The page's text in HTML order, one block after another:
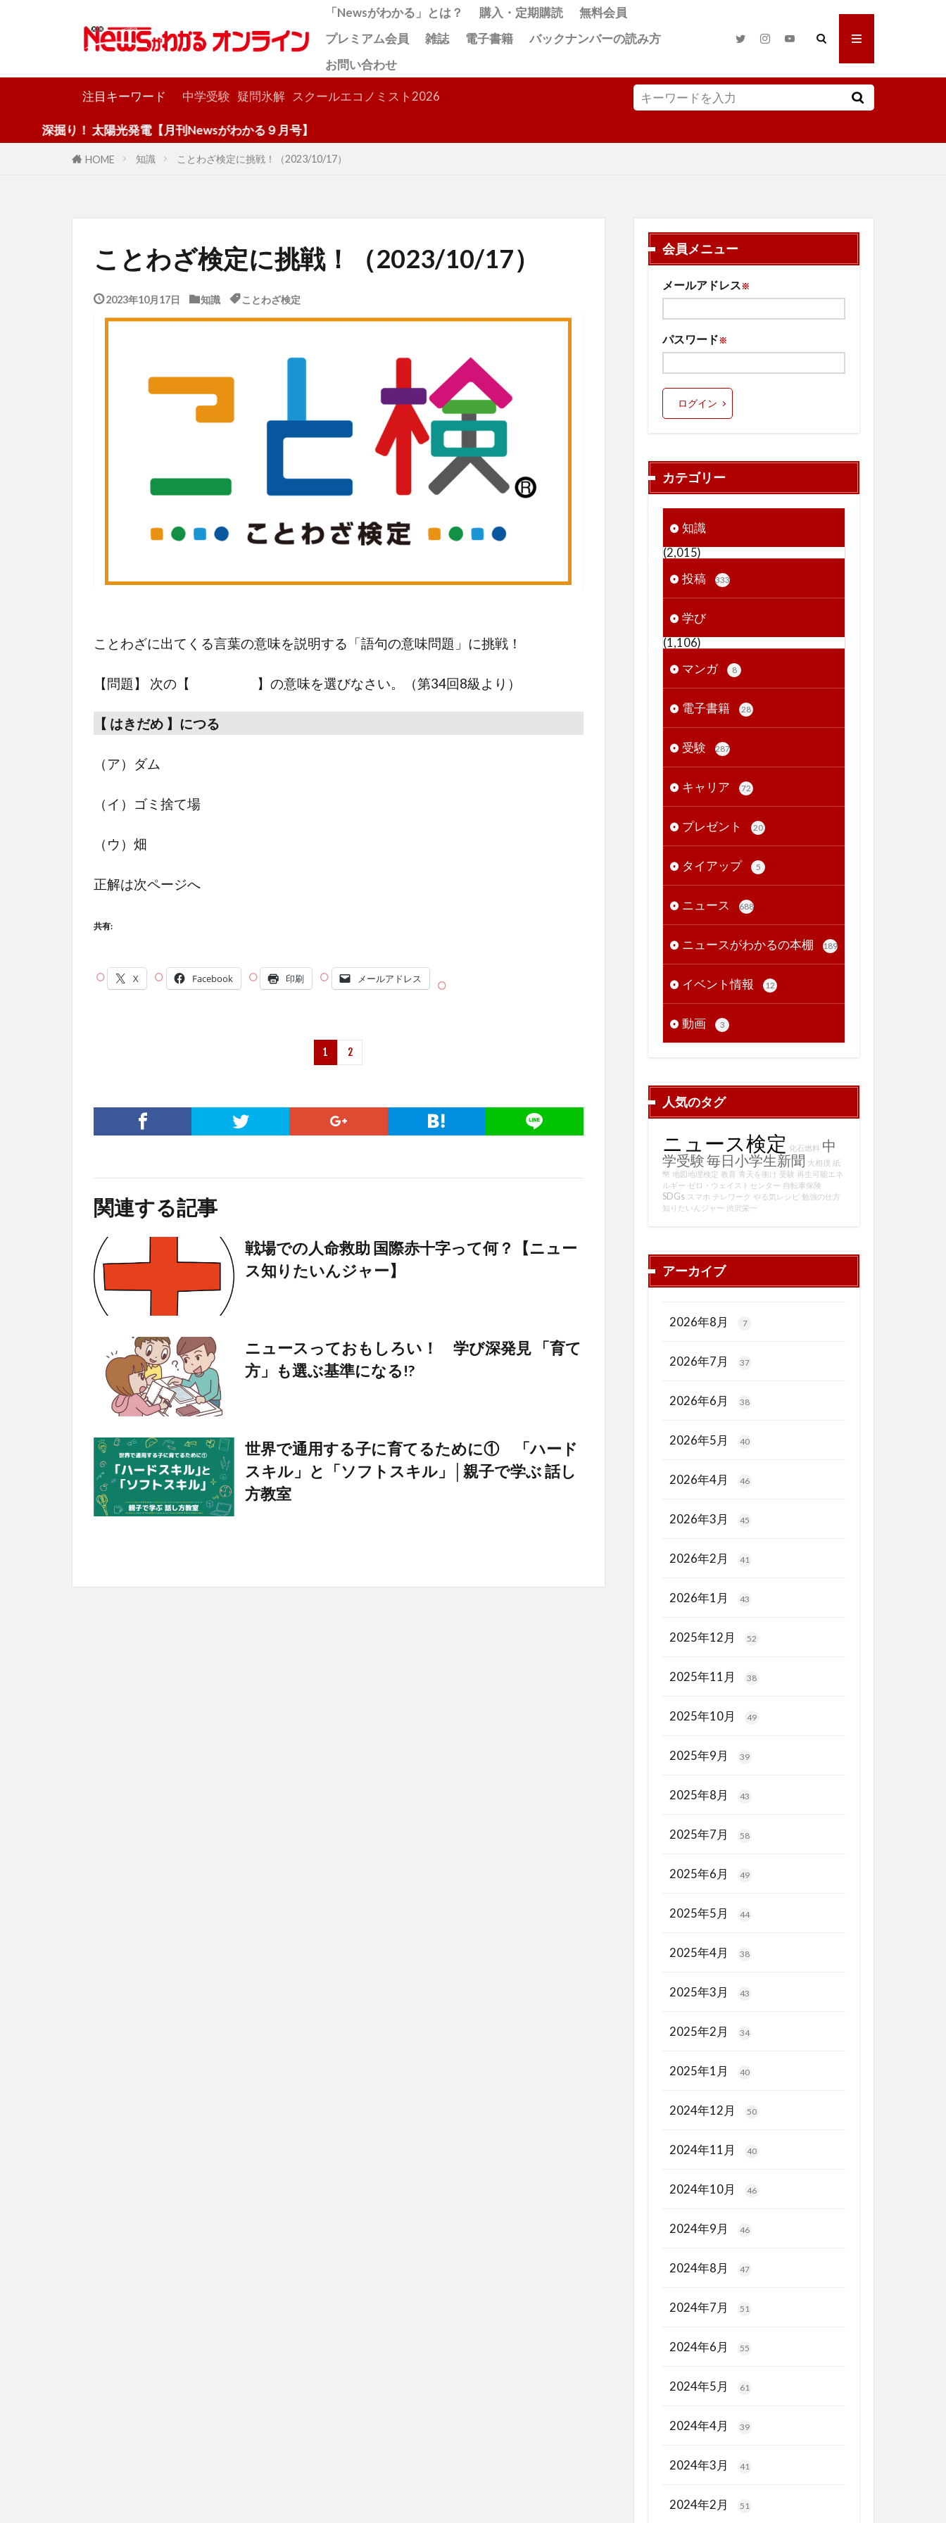
「Newsがわかる」とは？ 購入・定期購読
無料会員
プレミアム会員
雑誌 電子書籍
バックナンバーの読み方
お問い合わせ
注目キーワード 中学受験 疑問氷解 スクールエコノミスト2026
り！ 太陽光発電【月刊Newsがわかる９月号】
HOME 知識 ことわざ検定に挑戦！（2023/10/17）
ことわざ検定に挑戦！（2023/10/17）
2023年10月17日 知識 ことわざ検定
ことわざに出てくる言葉の意味を説明する「語句の意味問題」に挑戦！
【問題】 次の【 】の意味を選びなさい。（第34回8級より）
【 はきだめ 】につる
（ア）ダム
（イ）ゴミ捨て場
（ウ）畑
正解は次ページへ
共有:
X Facebook 印刷 メールアドレス
1 2
関連する記事
戦場での人命救助 国際赤十字って何？【ニュー
ス知りたいんジャー】
ニュースっておもしろい！ 学び深発見 「育て
方」も選ぶ基準になる!?
世界で通用する子に育てるために① 「ハード
スキル」と「ソフトスキル」│親子で学ぶ 話し
方教室
会員メニュー
メールアドレス※
パスワード※
ログイン
カテゴリー
知識
(2,015)
投稿
333
学び
(1,106)
マンガ
8
電子書籍 28
受験 287
キャリア 72
プレゼント 20
タイアップ 5
ニュース 688
ニュースがわかるの本棚 189
イベント情報 12
動画 3
人気のタグ
ニュース検定 化石燃料 中
学受験毎日小学生新聞 大相撲 紙
幣 地図地理検定 教育 青天を衝け 受験 再生可能エネ
ルギー ゼロ・ウェイストセンター 自転車保険
SDGs スマホ テレワーク やる気レシピ 勉強の仕方
知りたいんジャー 渋沢栄一
アーカイブ
2026年8月 7
2026年7月 37
2026年6月 38
2026年5月 40
2026年4月 46
2026年3月 45
2026年2月 41
2026年1月 43
2025年12月 52
2025年11月 38
2025年10月 49
2025年9月 39
2025年8月 43
2025年7月 58
2025年6月 49
2025年5月 44
2025年4月 38
2025年3月 43
2025年2月 34
2025年1月 40
2024年12月 50
2024年11月 40
2024年10月 46
2024年9月 46
2024年8月 47
2024年7月 51
2024年6月 55
2024年5月 61
2024年4月 39
2024年3月 41
2024年2月 51
検索